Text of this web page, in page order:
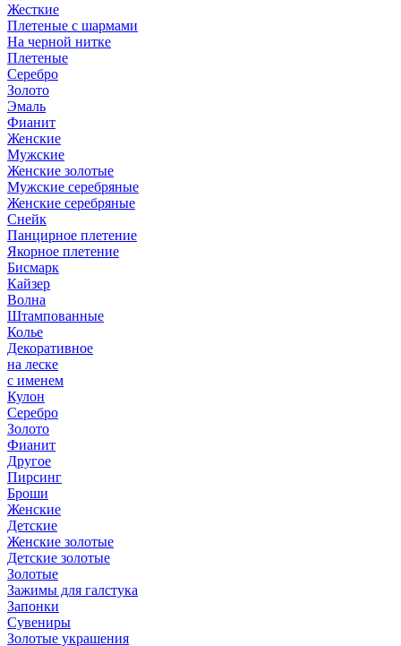
Жесткие
Плетеные с шармами
На черной нитке
Плетеные
Серебро
Золото
Эмаль
Фианит
Женские
Мужские
Женские золотые
Мужские серебряные
Женские серебряные
Снейк
Панцирное плетение
Якорное плетение
Бисмарк
Кайзер
Волна
Штампованные
Колье
Декоративное
на леске
с именем
Кулон
Серебро
Золото
Фианит
Другое
Пирсинг
Броши
Женские
Детские
Женские золотые
Детские золотые
Золотые
Зажимы для галстука
Запонки
Сувениры
Золотые украшения